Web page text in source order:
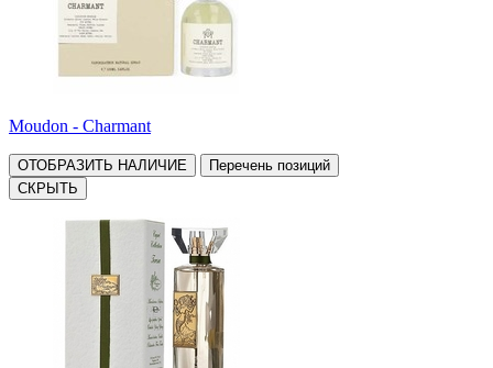
Moudon - Charmant
ОТОБРАЗИТЬ НАЛИЧИЕ
Перечень позиций
СКРЫТЬ